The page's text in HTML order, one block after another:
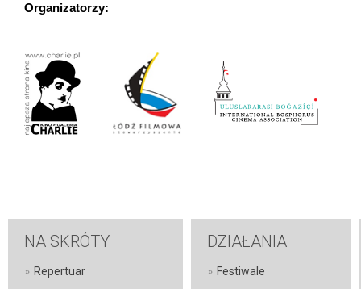
Organizatorzy:
NA SKRÓTY
» Repertuar
DZIAŁANIA
» Festiwale